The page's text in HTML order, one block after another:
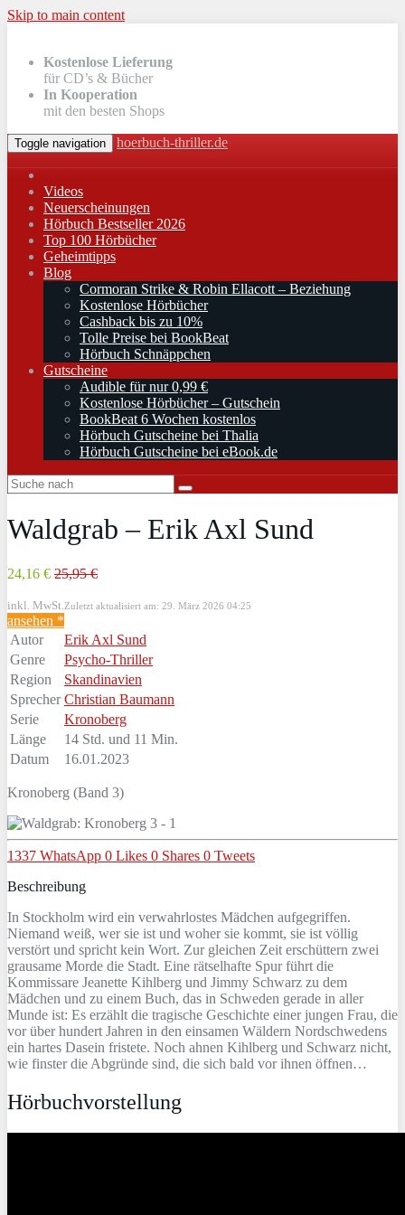
Skip to main content
Kostenlose Lieferung
für CD’s & Bücher
In Kooperation
mit den besten Shops
Toggle navigation hoerbuch-thriller.de
Videos
Neuerscheinungen
Hörbuch Bestseller 2026
Top 100 Hörbücher
Geheimtipps
Blog
Cormoran Strike & Robin Ellacott – Beziehung
Kostenlose Hörbücher
Cashback bis zu 10%
Tolle Preise bei BookBeat
Hörbuch Schnäppchen
Gutscheine
Audible für nur 0,99 €
Kostenlose Hörbücher – Gutschein
BookBeat 6 Wochen kostenlos
Hörbuch Gutscheine bei Thalia
Hörbuch Gutscheine bei eBook.de
Waldgrab – Erik Axl Sund
24,16 € 25,95 €
inkl. MwSt. Zuletzt aktualisiert am: 29. März 2026 04:25
ansehen *
Autor
Erik Axl Sund
Genre
Psycho-Thriller
Region
Skandinavien
Sprecher Christian Baumann
Serie
Kronoberg
Länge
14 Std. und 11 Min.
Datum
16.01.2023
Kronoberg (Band 3)
1337 WhatsApp 0 Likes 0 Shares 0 Tweets
Beschreibung
In Stockholm wird ein verwahrlostes Mädchen aufgegriffen.
Niemand weiß, wer sie ist und woher sie kommt, sie ist völlig
verstört und spricht kein Wort. Zur gleichen Zeit erschüttern zwei
grausame Morde die Stadt. Eine rätselhafte Spur führt die
Kommissare Jeanette Kihlberg und Jimmy Schwarz zu dem
Mädchen und zu einem Buch, das in Schweden gerade in aller
Munde ist: Es erzählt die tragische Geschichte einer jungen Frau, die
vor über hundert Jahren in den einsamen Wäldern Nordschwedens
ein hartes Dasein fristete. Noch ahnen Kihlberg und Schwarz nicht,
wie finster die Abgründe sind, die sich bald vor ihnen öffnen…
Hörbuchvorstellung